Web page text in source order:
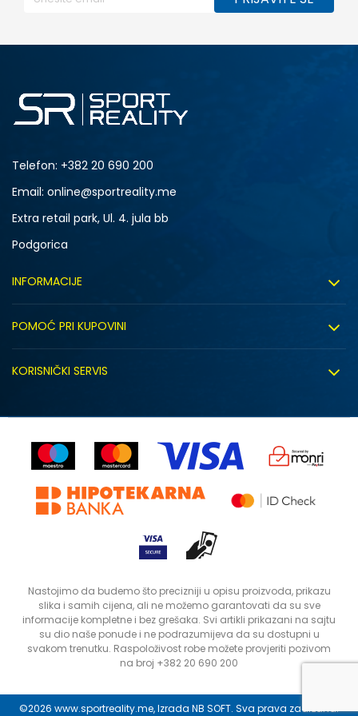
Telefon: +382 20 690 200
Email: online@sportreality.me
Extra retail park, Ul. 4. jula bb
Podgorica
INFORMACIJE
Zapošljavanje
Sindikalna prodaja
Kontakt
Prodavnice
POMOĆ PRI KUPOVINI
Kako kupiti
Uputstvo za registraciju
KORISNIČKI SERVIS
Reklamacije
Povrat robe i povrat sredstava
Status porudžbine
Nastojimo da budemo što precizniji u opisu proizvoda, prikazu
slika i samih cijena, ali ne možemo garantovati da su sve
informacije kompletne i bez grešaka. Svi artikli prikazani na sajtu
su dio naše ponude i ne podrazumijeva da su dostupni u
svakom trenutku. Raspoloživost robe možete provjeriti pozivom
na broj +382 20 690 200
©2026 www.sportreality.me, Izrada NB SOFT. Sva prava zadržana.